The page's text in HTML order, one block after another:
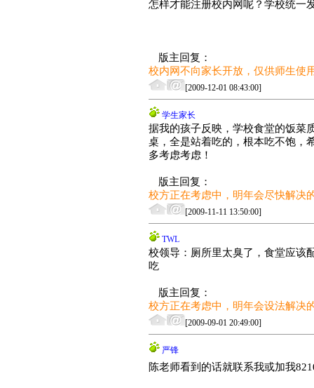
怎样才能注册校内网呢？学校统一
版主回复：
校内网不向家长开放，仅供师生使
[2009-12-01 08:43:00]
学生家长
据我的孩子反映，学校食堂的饭菜
桌，全是站着吃的，根本吃不饱，
多考虑考虑！
版主回复：
校方正在考虑中，明年会尽快解决
[2009-11-11 13:50:00]
TWL
校领导：厕所里太臭了，食堂应该
吃
版主回复：
校方正在考虑中，明年会设法解决
[2009-09-01 20:49:00]
严锋
陈老师看到的话就联系我或加我